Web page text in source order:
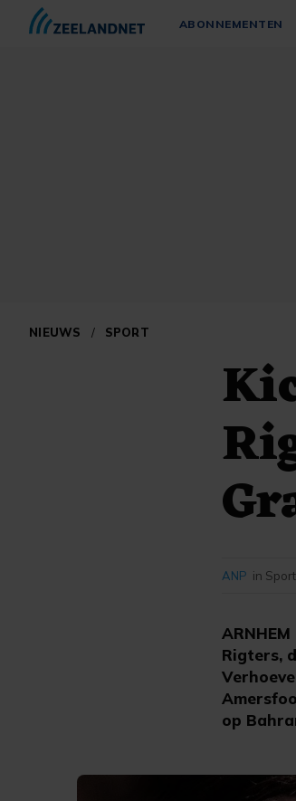
ABONNEMENTEN
NIEUWS / SPORT
Rigters,
op
ANP in Sport